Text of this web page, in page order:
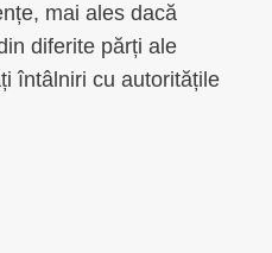
mai ales dacă
diferite părți ale
întâlniri cu autoritățile